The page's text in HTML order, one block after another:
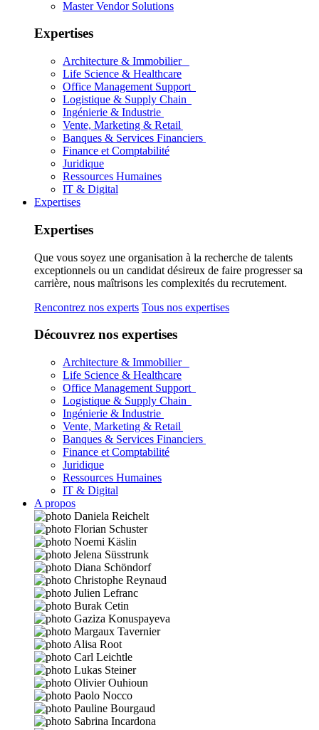
Master Vendor Solutions
Expertises
Architecture & Immobilier
Life Science & Healthcare
Office Management Support
Logistique & Supply Chain
Ingénierie & Industrie
Vente, Marketing & Retail
Banques & Services Financiers
Finance et Comptabilité
Juridique
Ressources Humaines
IT & Digital
Expertises
Expertises
Que vous soyez une organisation à la recherche de talents
exceptionnels ou un candidat désireux de faire progresser sa
carrière, nous maîtrisons les complexités du recrutement.
Rencontrez nos experts Tous nos expertises
Découvrez nos expertises
Architecture & Immobilier
Life Science & Healthcare
Office Management Support
Logistique & Supply Chain
Ingénierie & Industrie
Vente, Marketing & Retail
Banques & Services Financiers
Finance et Comptabilité
Juridique
Ressources Humaines
IT & Digital
A propos